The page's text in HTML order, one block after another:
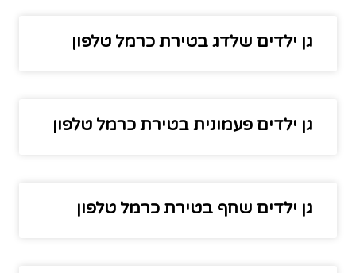
גן ילדים שלדג בטירת כרמל טלפון
גן ילדים פעמונית בטירת כרמל טלפון
גן ילדים שחף בטירת כרמל טלפון